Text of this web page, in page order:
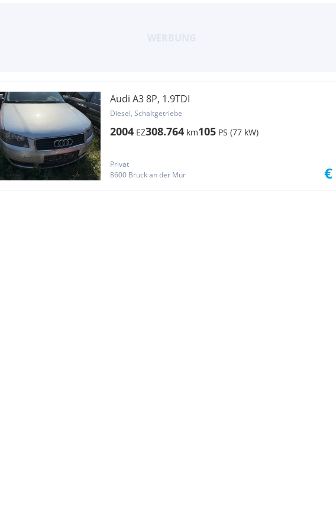
Audi A3 8P, 1.9TDI
Diesel, Schaltgetriebe
2004 EZ308.764 km105 PS (77 kW)
Privat
8600 Bruck an der Mur
€